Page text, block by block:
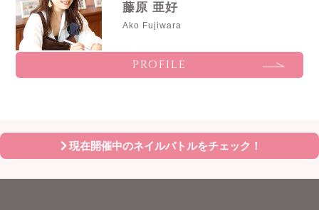
藤原 亜好
Ako Fujiwara
PROFILE
現在開催中のネイルバトルをチェック！